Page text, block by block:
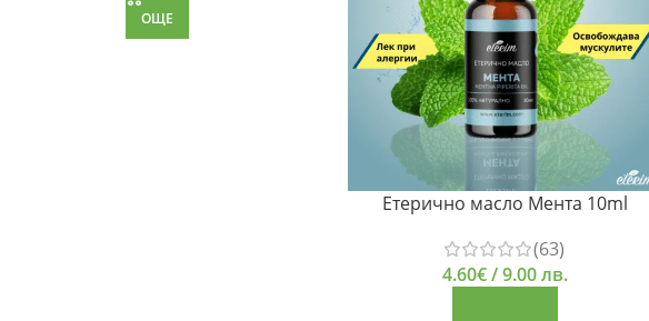
ОЩЕ
Етерично масло Мента 10ml
(63)
4.60€/ 9.00 лв.